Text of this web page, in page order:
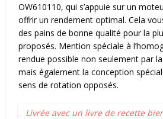
OW610110, qui s’appuie sur un
offrir un rendement optimal. Cela
des pains de bonne qualité pour la
proposés. Mention spéciale à
rendue possible non seulement par
mais également la conception
sens de rotation opposés.
Livrée avec un livre de recette